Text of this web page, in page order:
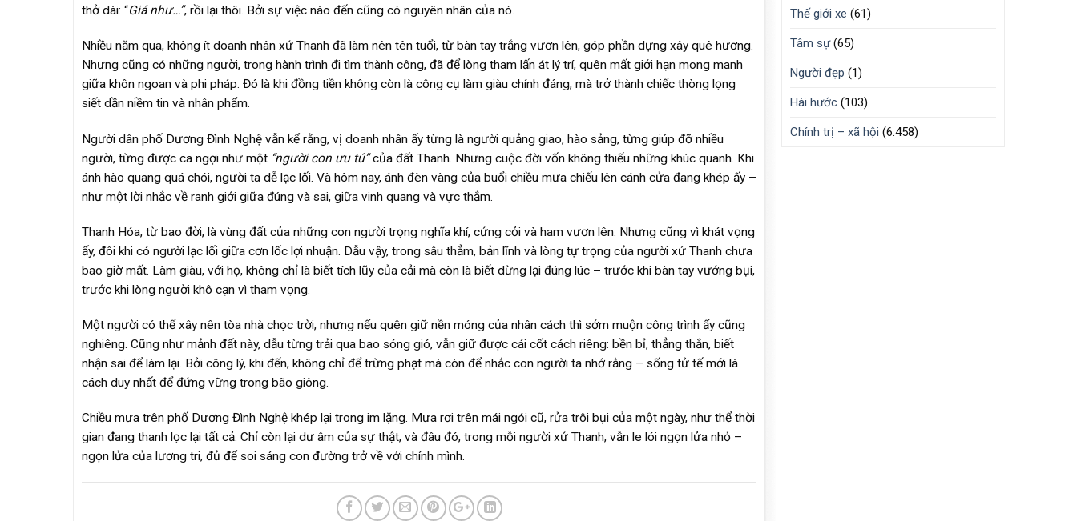
thở dài: “Giá như…”, rồi lại thôi. Bởi sự việc nào đến cũng có nguyên nhân của nó.
Nhiều năm qua, không ít doanh nhân xứ Thanh đã làm nên tên tuổi, từ bàn tay trắng vươn lên, góp phần dựng xây quê hương.
Nhưng cũng có những người, trong hành trình đi tìm thành công, đã để lòng tham lấn át lý trí, quên mất giới hạn mong manh
giữa khôn ngoan và phi pháp. Đó là khi đồng tiền không còn là công cụ làm giàu chính đáng, mà trở thành chiếc thòng lọng
siết dần niềm tin và nhân phẩm.
Người dân phố Dương Đình Nghệ vẫn kể rằng, vị doanh nhân ấy từng là người quảng giao, hào sảng, từng giúp đỡ nhiều
người, từng được ca ngợi như một “người con ưu tú”của đất Thanh. Nhưng cuộc đời vốn không thiếu những khúc quanh. Khi
ánh hào quang quá chói, người ta dễ lạc lối. Và hôm nay, ánh đèn vàng của buổi chiều mưa chiếu lên cánh cửa đang khép ấy –
như một lời nhắc về ranh giới giữa đúng và sai, giữa vinh quang và vực thẳm.
Thanh Hóa, từ bao đời, là vùng đất của những con người trọng nghĩa khí, cứng cỏi và ham vươn lên. Nhưng cũng vì khát vọng
ấy, đôi khi có người lạc lối giữa cơn lốc lợi nhuận. Dẫu vậy, trong sâu thẳm, bản lĩnh và lòng tự trọng của người xứ Thanh chưa
bao giờ mất. Làm giàu, với họ, không chỉ là biết tích lũy của cải mà còn là biết dừng lại đúng lúc – trước khi bàn tay vướng bụi,
trước khi lòng người khô cạn vì tham vọng.
Một người có thể xây nên tòa nhà chọc trời, nhưng nếu quên giữ nền móng của nhân cách thì sớm muộn công trình ấy cũng
nghiêng. Cũng như mảnh đất này, dẫu từng trải qua bao sóng gió, vẫn giữ được cái cốt cách riêng: bền bỉ, thẳng thắn, biết
nhận sai để làm lại. Bởi công lý, khi đến, không chỉ để trừng phạt mà còn để nhắc con người ta nhớ rằng – sống tử tế mới là
cách duy nhất để đứng vững trong bão giông.
Chiều mưa trên phố Dương Đình Nghệ khép lại trong im lặng. Mưa rơi trên mái ngói cũ, rửa trôi bụi của một ngày, như thể thời
gian đang thanh lọc lại tất cả. Chỉ còn lại dư âm của sự thật, và đâu đó, trong mỗi người xứ Thanh, vẫn le lói ngọn lửa nhỏ –
ngọn lửa của lương tri, đủ để soi sáng con đường trở về với chính mình.
Thế giới xe (61)
Tâm sự(65)
Người đẹp (1)
Hài hước (103)
Chính trị – xã hội (6.458)